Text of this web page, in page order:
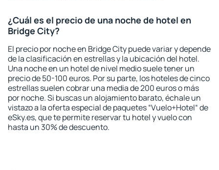
¿Cuál es el precio de una noche de hotel en
Bridge City?
El precio por noche en Bridge City puede variar y depende
de la clasificación en estrellas y la ubicación del hotel.
Una noche en un hotel de nivel medio suele tener un
precio de 50-100 euros. Por su parte, los hoteles de cinco
estrellas suelen cobrar una media de 200 euros o más
por noche. Si buscas un alojamiento barato, échale un
vistazo a la oferta especial de paquetes “Vuelo+Hotel“ de
eSky.es, que te permite reservar tu hotel y vuelo con
hasta un 30% de descuento.